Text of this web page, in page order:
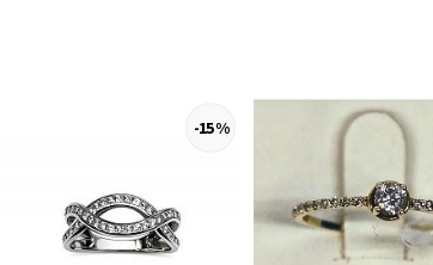
-15 %